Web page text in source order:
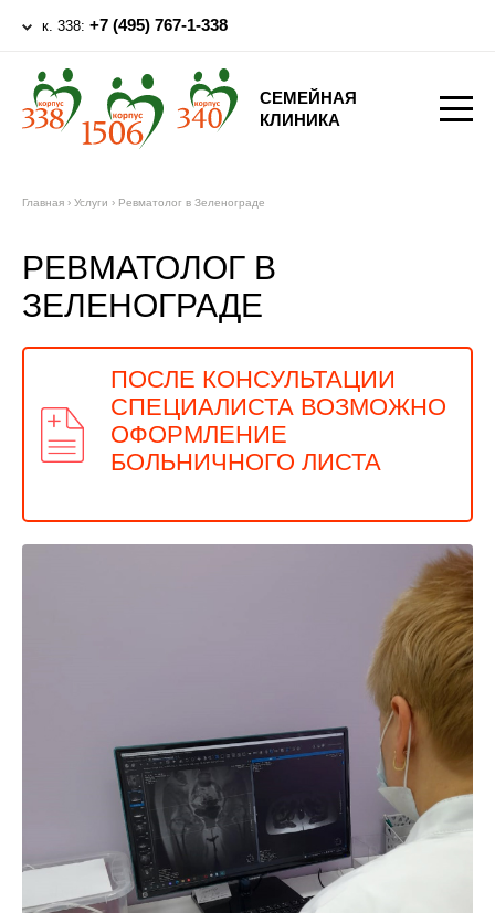
к. 338: +7 (495) 767-1-338
СЕМЕЙНАЯ
КЛИНИКА
Главная › Услуги › Ревматолог в Зеленограде
РЕВМАТОЛОГ В
ЗЕЛЕНОГРАДЕ
ПОСЛЕ КОНСУЛЬТАЦИИ
СПЕЦИАЛИСТА ВОЗМОЖНО
ОФОРМЛЕНИЕ
БОЛЬНИЧНОГО ЛИСТА